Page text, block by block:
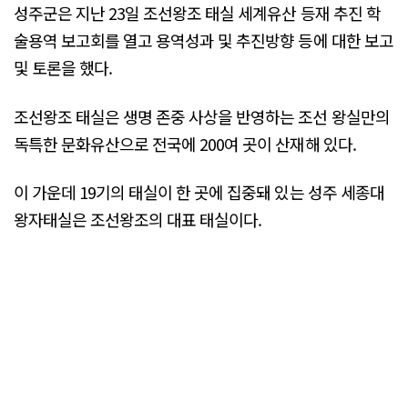
성주군은 지난 23일 조선왕조 태실 세계유산 등재 추진 학
술용역 보고회를 열고 용역성과 및 추진방향 등에 대한 보고
및 토론을 했다.
조선왕조 태실은 생명 존중 사상을 반영하는 조선 왕실만의
독특한 문화유산으로 전국에 200여 곳이 산재해 있다.
이 가운데 19기의 태실이 한 곳에 집중돼 있는 성주 세종대
왕자태실은 조선왕조의 대표 태실이다.